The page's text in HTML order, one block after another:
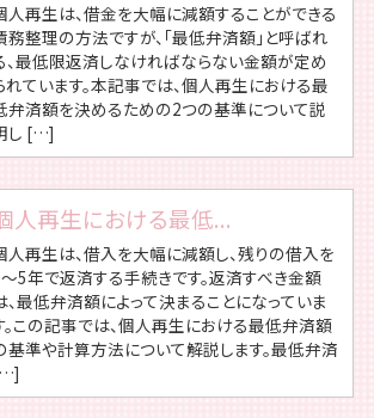
人再生は、借金を大幅に減額することができる
務整理の方法ですが、「最低弁済額」と呼ばれ
、最低限返済しなければならない金額が定め
れています。本記事では、個人再生における最
弁済額を決めるための2つの基準について説
し […]
人再生における最低...
人再生は、借入を大幅に減額し、残りの借入を
5年で返済する手続きです。返済すべき金額
、最低弁済額によって決まることになっていま
。この記事では、個人再生における最低弁済額
基準や計算方法について解説します。最低弁済